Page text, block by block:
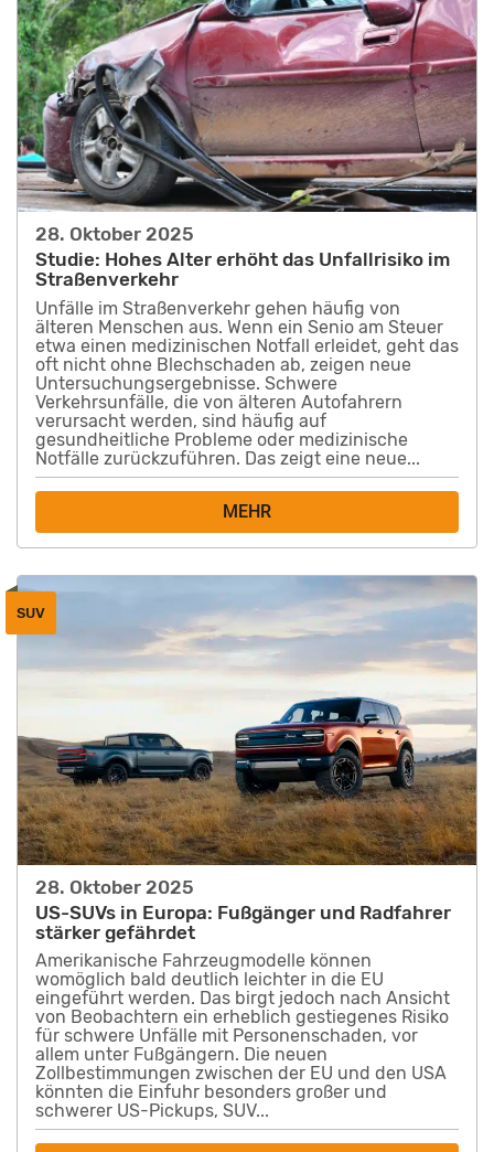
28. Oktober 2025
Studie: Hohes Alter erhöht das Unfallrisiko im
Straßenverkehr
Unfälle im Straßenverkehr gehen häufig von
älteren Menschen aus. Wenn ein Senio am Steuer
etwa einen medizinischen Notfall erleidet, geht das
oft nicht ohne Blechschaden ab, zeigen neue
Untersuchungsergebnisse. Schwere
Verkehrsunfälle, die von älteren Autofahrern
verursacht werden, sind häufig auf
gesundheitliche Probleme oder medizinische
Notfälle zurückzuführen. Das zeigt eine neue...
MEHR
28. Oktober 2025
US-SUVs in Europa: Fußgänger und Radfahrer
stärker gefährdet
Amerikanische Fahrzeugmodelle können
womöglich bald deutlich leichter in die EU
eingeführt werden. Das birgt jedoch nach Ansicht
von Beobachtern ein erheblich gestiegenes Risiko
für schwere Unfälle mit Personenschaden, vor
allem unter Fußgängern. Die neuen
Zollbestimmungen zwischen der EU und den USA
könnten die Einfuhr besonders großer und
schwerer US-Pickups, SUV...
SUV